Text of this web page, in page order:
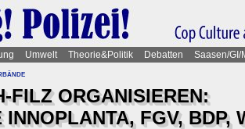
Umwelt Theorie&Politik Debatten Saasen/GI/
FILZ ORGANISIEREN:
FGV, BDP,